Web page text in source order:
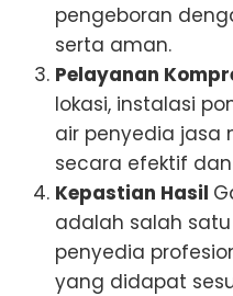
pengeboran
serta aman.
Pelayanan
lokasi, instalasi
air penyedia jasa
secara efektif
Kepastian Hasil
adalah salah
penyedia
yang didapat